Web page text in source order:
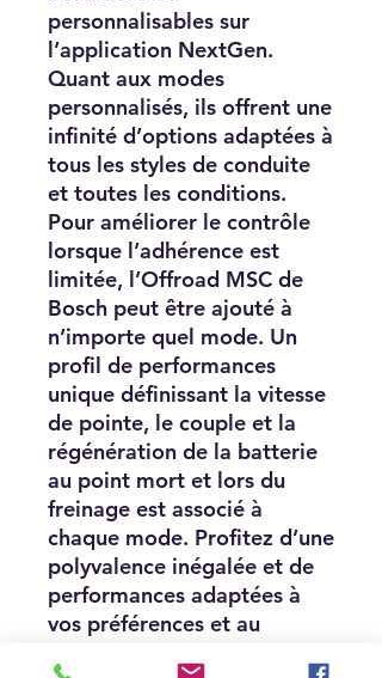
personnalisables sur
l’application NextGen.
Quant aux modes
personnalisés, ils offrent une
infinité d’options adaptées à
tous les styles de conduite
et toutes les conditions.
Pour améliorer le contrôle
lorsque l’adhérence est
limitée, l’Offroad MSC de
Bosch peut être ajouté à
n’importe quel mode. Un
profil de performances
unique définissant la vitesse
de pointe, le couple et la
régénération de la batterie
au point mort et lors du
freinage est associé à
chaque mode. Profitez d’une
polyvalence inégalée et de
performances adaptées à
vos préférences et au